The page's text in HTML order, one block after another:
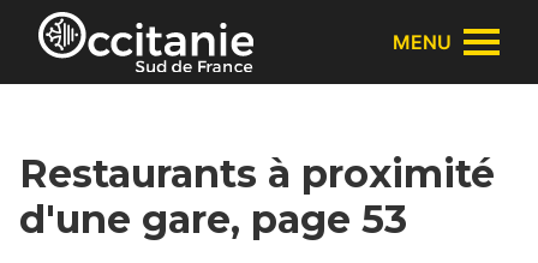
Panneau de gestion des cookies
MENU
Restaurants à proximité
d'une gare, page 53